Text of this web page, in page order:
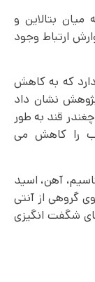
بتالاین و
ارتباط وجود
دارد که به کاهش
نشان داد
قند به‌ طور
را کاهش می
آهن، اسید
گروهی از آنتی
شگفت انگیزی